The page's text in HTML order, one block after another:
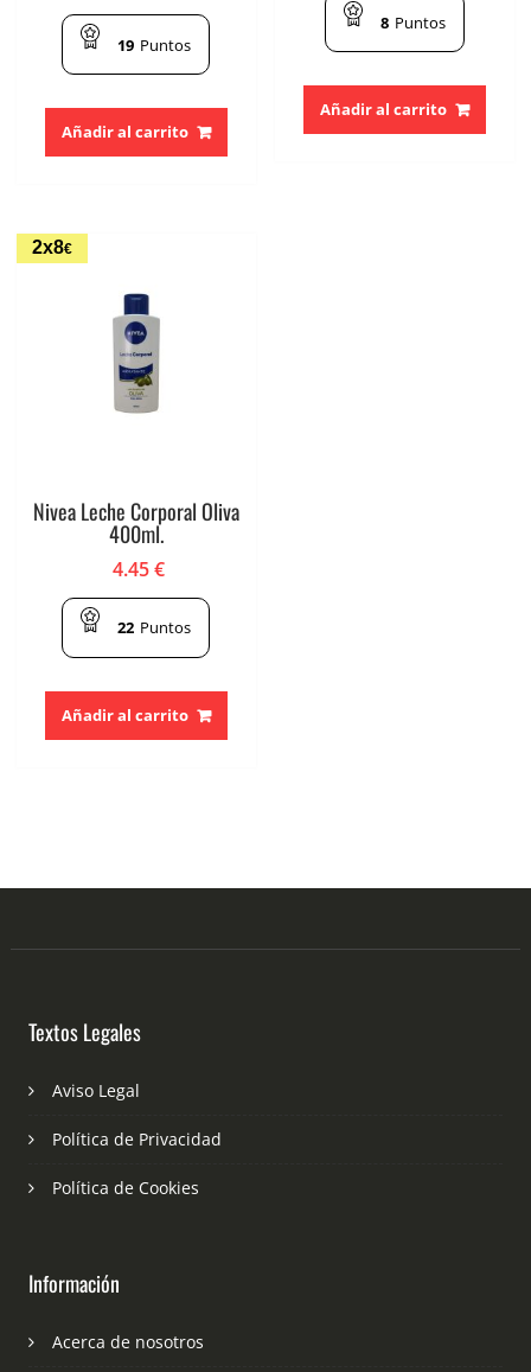
19 Puntos
Añadir al carrito
8 Puntos
Añadir al carrito
2x8€
Nivea Leche Corporal Oliva
400ml.
4.45€
22 Puntos
Añadir al carrito
Textos Legales
Aviso Legal
Política de Privacidad
Política de Cookies
Información
Acerca de nosotros